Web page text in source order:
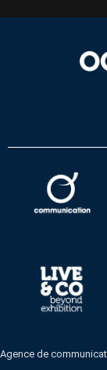
Agence de